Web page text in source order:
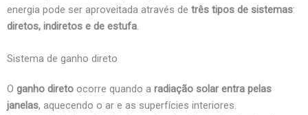
energia pode ser aproveitada através de três tipos de sistemas:
diretos, indiretos e de estufa.
Sistema de ganho direto
O ganho direto ocorre quando a radiação solar entra pelas
janelas, aquecendo o ar e as superfícies interiores.